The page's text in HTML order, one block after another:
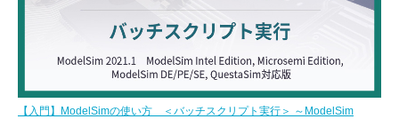
【入門】ModelSimの使い方 ＜バッチスクリプト実行＞ ～ModelSim